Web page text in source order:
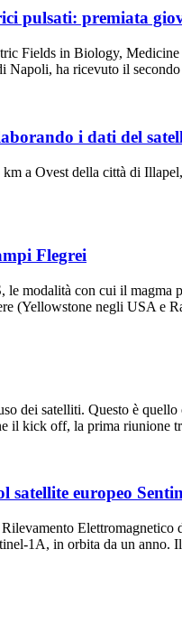
pulsati: premiata
Fields in Biology,
Napoli, ha ricevuto il
i dati del
a Ovest della città di
Flegrei
modalità con cui il
(Yellowstone negli USA e
dei satelliti. Questo è
il kick off, la prima riunione
europeo
1A, in orbita da un